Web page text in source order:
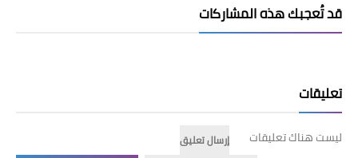
قد تُعجبك هذه المشاركات
تعليقات
ليست هناك تعليقات
إرسال تعليق